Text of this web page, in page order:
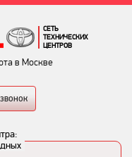
СЕТЬ
ТЕХНИЧЕСКИХ
ЦЕНТРОВ
в Москве